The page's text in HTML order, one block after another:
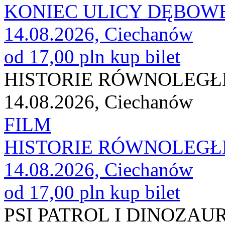
KONIEC ULICY
14.08.2026, Ciechanów
od 17,00 pln kup bilet
HISTORIE
14.08.2026, Ciechanów
FILM
HISTORIE
14.08.2026, Ciechanów
od 17,00 pln kup bilet
PSI PATROL I